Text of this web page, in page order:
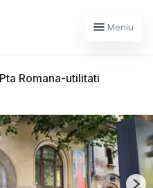
Meniu
Romana-utilitati